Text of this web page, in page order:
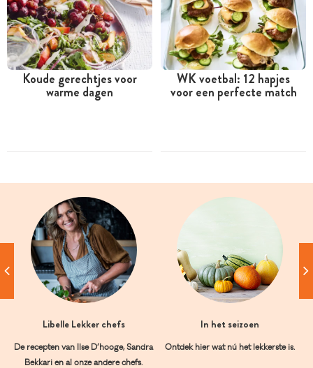
Koude gerechtjes voor
warme dagen
WK voetbal: 12 hapjes
voor een perfecte match
Libelle Lekker chefs
De recepten van Ilse D’hooge, Sandra
Bekkari en al onze andere chefs.
In het seizoen
Ontdek hier wat nú het lekkerste is.